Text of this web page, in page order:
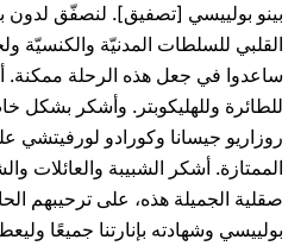
بينو بولييسي [تصفيق]. لنصفّق لدون
القلبي للسلطات المدنيّة والكنسيّة
ساعدوا في جعل هذه الرحلة ممكنة.
للطائرة وللهليكوبتر. وأشكر بشكل
روزاريو جيسانا وكورادو لورفيتشي
الممتازة. أشكر الشبيبة والعائلات
صقلية الجميلة هذه، على ترحيبهم
بولييسي وشهادته بإنارتنا جميعًا